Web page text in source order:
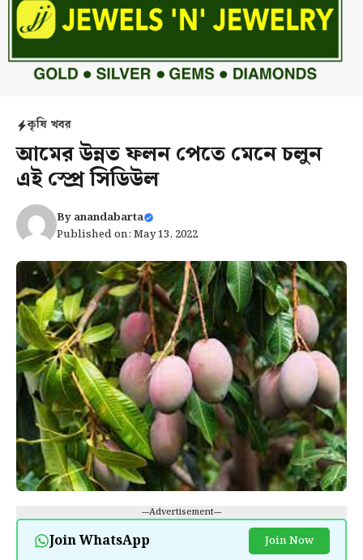
কৃষি খবর
আমের উন্নত ফলন পেতে মেনে চলুন
এই স্প্রে সিডিউল
Byanandabarta
Published on: May 13, 2022
---Advertisement---
Join WhatsApp Join Now